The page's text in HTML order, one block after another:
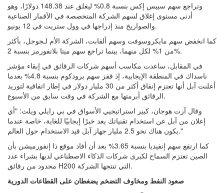
وتراجع سهم سبيس إكس بنسبة 0.8% ليغلق عند 148.38 دولارًا، وهو
أدنى مستوى إغلاق لسهم الشركة المتخصصة في الأقمار الصناعية
والصواريخ منذ إدراجها في وول ستريت في 12 يونيو.
كما انخفض سهم مايكروسوفت وسهم ألفابت، الشركة الأم لـجوجل، بأكثر
من 1% لكل منهما، بينما تراجع سهم ميتا بلاتفورمز بنسبة 2%.
في المقابل، ساعدت مكاسب أسهم شركات الرقائق في إبقاء مؤشر
ناسداك في المنطقة الإيجابية، إذ قفز سهم برودكوم بنسبة 4.8% بعدما
أعلنت آبل أنها تعتزم إنفاق أكثر من 30 مليار دولار في إطار اتفاقية لتوريد
الرقائق أبرمتها مع الشركة في وقت سابق من الأسبوع.
وقال آرت هوجان، كبير استراتيجيي الأسواق في بي رايلي ويلث: "أي
إعلان من آبل عن استخدام تقنياتك يعد خبرًا إيجابيًا للغاية، خاصة عندما
يكون هناك نحو 2.5 مليار جهاز آبل قيد الاستخدام حول العالم."
كما ارتفع سهم إنفيديا بنسبة 3.65% بعد أن أفاد موقع ذا إنفورميشن بأن
الصين تعتزم السماح لكبرى شركات الذكاء الاصطناعي لديها بشراء عدد
محدود من رقائق H200 التي تنتجها الشركة.
صعود النفط ومخاوف التضخم يضغطان على القطاعات الدورية